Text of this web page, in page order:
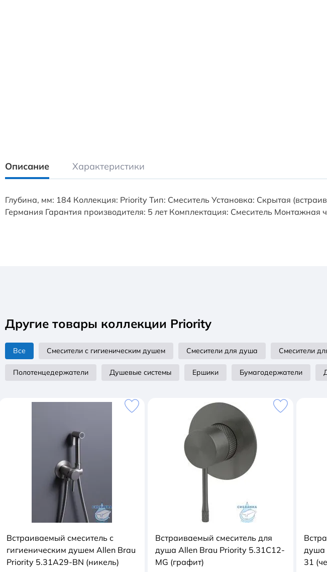
Описание Характеристики
Глубина, мм: 184 Коллекция: Priority Тип: Смеситель Установка: Скрытая
Германия Гарантия производителя: 5 лет Комплектация: Смеситель Монтажная
Другие товары коллекции Priority
Все Смесители с гигиеническим душем Смесители для душа Смесители
Полотенцедержатели Душевые системы Ершики Бумагодержатели
Встраиваемый смеситель с
гигиеническим душем Allen Brau
Priority 5.31A29-BN (никель)
Встраиваемый смеситель для
душа Allen Brau Priority 5.31C12-
MG (графит)
душа
31